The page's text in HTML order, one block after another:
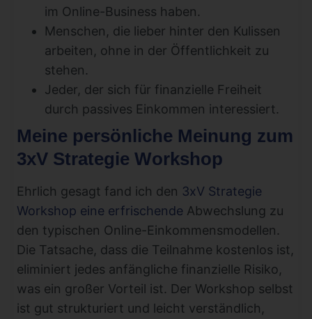
im Online-Business haben.
Menschen, die lieber hinter den Kulissen
arbeiten, ohne in der Öffentlichkeit zu
stehen.
Jeder, der sich für finanzielle Freiheit
durch passives Einkommen interessiert.
Meine persönliche Meinung zum
3xV Strategie Workshop
Ehrlich gesagt fand ich den 3xV Strategie
Workshop eine erfrischende Abwechslung zu
den typischen Online-Einkommensmodellen.
Die Tatsache, dass die Teilnahme kostenlos ist,
eliminiert jedes anfängliche finanzielle Risiko,
was ein großer Vorteil ist. Der Workshop selbst
ist gut strukturiert und leicht verständlich,